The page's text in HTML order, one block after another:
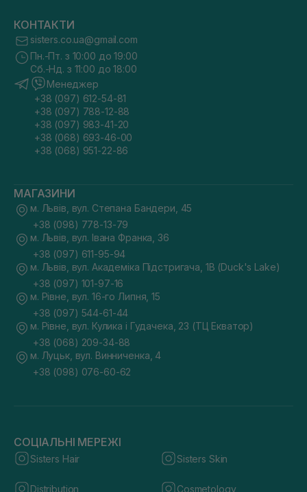
КОНТАКТИ
sisters.co.ua@gmail.com
Пн.-Пт. з 10:00 до 19:00
Сб.-Нд. з 11:00 до 18:00
Менеджер
+38 (097) 612-54-81
+38 (097) 788-12-88
+38 (097) 983-41-20
+38 (068) 693-46-00
+38 (068) 951-22-86
МАГАЗИНИ
м. Львів, вул. Степана Бандери, 45
+38 (098) 778-13-79
м. Львів, вул. Івана Франка, 36
+38 (097) 611-95-94
м. Львів, вул. Академіка Підстригача, 1В (Duck's Lake)
+38 (097) 101-97-16
м. Рівне, вул. 16-го Липня, 15
+38 (097) 544-61-44
м. Рівне, вул. Кулика і Гудачека, 23 (ТЦ Екватор)
+38 (068) 209-34-88
м. Луцьк, вул. Винниченка, 4
+38 (098) 076-60-62
СОЦІАЛЬНІ МЕРЕЖІ
Sisters Hair Sisters Skin
Distribution Cosmetology